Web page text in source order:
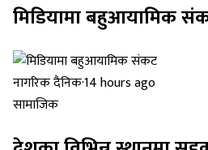
मिडियामा बहुआयामिक
नागरिक दैनिक·14 hours ago
सामाजिक